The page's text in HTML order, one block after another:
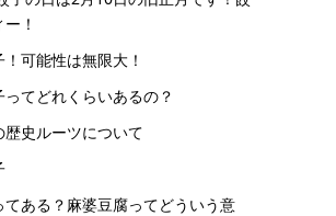
！
可能性は無限大！
ってどれくらいあるの？
歴史ルーツについて
てある？麻婆豆腐ってどういう意